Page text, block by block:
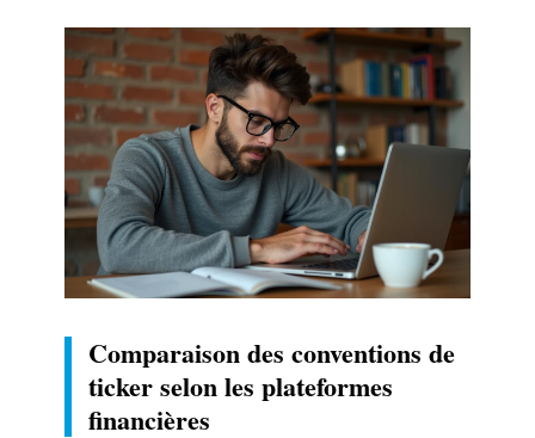
Comparaison des conventions de
ticker selon les plateformes
financières